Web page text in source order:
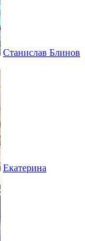
Станислав Блинов
Екатерина